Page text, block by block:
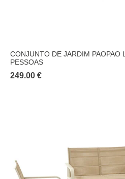
CONJUNTO DE JARDIM PAOPAO
PESSOAS
249.00 €